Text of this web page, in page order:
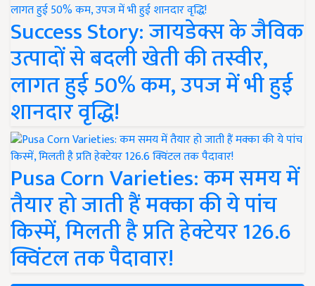
Success Story: जायडेक्स के जैविक
उत्पादों से बदली खेती की तस्वीर,
लागत हुई 50% कम, उपज में भी हुई
शानदार वृद्धि!
Pusa Corn Varieties: कम समय में
तैयार हो जाती हैं मक्का की ये पांच
किस्में, मिलती है प्रति हेक्टेयर 126.6
क्विंटल तक पैदावार!